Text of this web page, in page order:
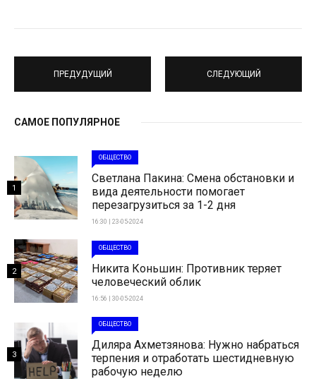
ПРЕДУДУЩИЙ СЛЕДУЮЩИЙ
САМОЕ ПОПУЛЯРНОЕ
ОБЩЕСТВО
Светлана Пакина: Смена обстановки и
вида деятельности помогает
перезагрузиться за 1-2 дня
16:30 | 23-05-2024
1
ОБЩЕСТВО
Никита Коньшин: Противник теряет
человеческий облик
16:56 | 30-05-2024
2
ОБЩЕСТВО
Диляра Ахметзянова: Нужно набраться
терпения и отработать шестидневную
рабочую неделю
3